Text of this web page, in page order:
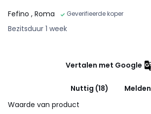
Fefino , Roma Geverifieerde koper
Bezitsduur 1 week
Vertalen met Google
Nuttig (18)
Melden
Waarde van product